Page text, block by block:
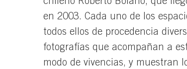
en 2003. Cada uno de los
todos ellos de procedencia
fotografías que acompañan a
modo de vivencias, y muestran